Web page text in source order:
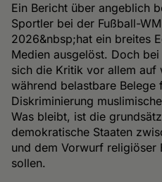
Ein Bericht über angeblich
Sportler bei der Fußball-
2026&nbsp;hat ein breites
Medien ausgelöst. Doch
sich die Kritik vor allem auf
während belastbare Belege
Diskriminierung
Was bleibt, ist die
demokratische Staaten
und dem Vorwurf religiöser
sollen.